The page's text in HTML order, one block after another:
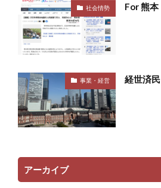
社会情勢 For 熊本
事業・経営 経世済民
アーカイブ